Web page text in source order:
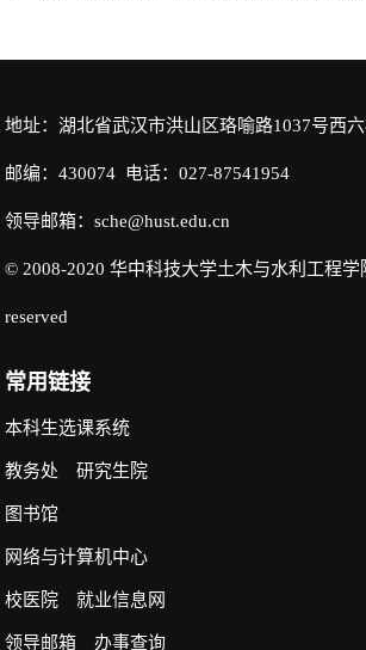
地址：湖北省武汉市洪山区珞喻路1037号西
邮编：430074 电话：027-87541954
领导邮箱：sche@hust.edu.cn
© 2008-2020 华中科技大学土木与水利工程学
reserved
常用链接
本科生选课系统
教务处 研究生院
图书馆
网络与计算机中心
校医院 就业信息网
领导邮箱 办事查询